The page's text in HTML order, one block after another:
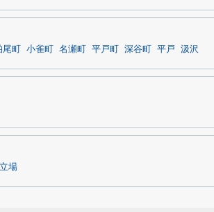
町 小雀町 名瀬町 平戸町 深谷町 平戸 汲沢
立場